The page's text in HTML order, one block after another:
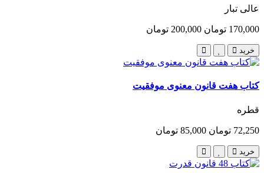
عالی تبار
170,000 تومان 200,000 تومان
خرید
کتاب هفت قانون معنوی موفقیت
قطره
72,250 تومان 85,000 تومان
خرید